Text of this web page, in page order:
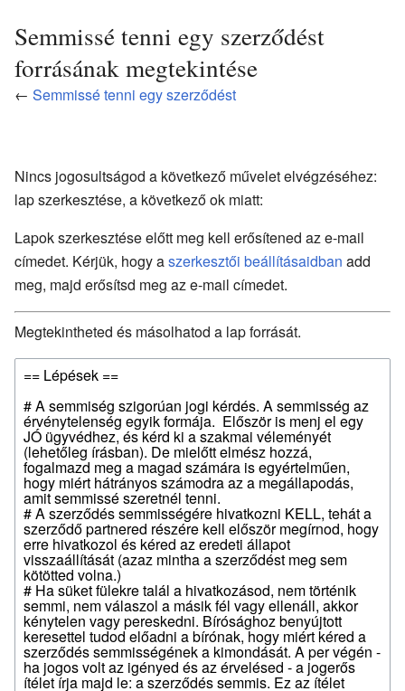
Semmissé tenni egy szerződést
forrásának megtekintése
← Semmissé tenni egy szerződést
Nincs jogosultságod a következő művelet elvégzéséhez:
lap szerkesztése, a következő ok miatt:
Lapok szerkesztése előtt meg kell erősítened az e-mail
címedet. Kérjük, hogy aszerkesztői beállításaidban add
meg, majd erősítsd meg az e-mail címedet.
Megtekintheted és másolhatod a lap forrását.